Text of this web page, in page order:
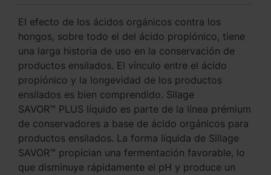
El efecto de los ácidos orgánicos contra los
hongos, sobre todo el del ácido propiónico, tiene
una larga historia de uso en la conservación de
productos ensilados. El vínculo entre el ácido
propiónico y la longevidad de los productos
ensilados es bien comprendido. Silage
SAVOR™ PLUS líquido es parte de la línea prémium
de conservadores a base de ácido orgánicos para
productos ensilados. La forma líquida de Sillage
SAVOR™ propician una fermentación favorable, lo
que disminuye rápidamente el pH y produce un